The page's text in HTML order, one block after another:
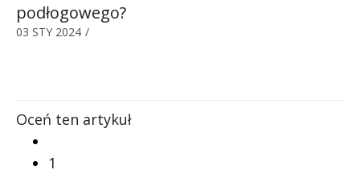
podłogowego?
03 STY 2024 /
Oceń ten artykuł
1